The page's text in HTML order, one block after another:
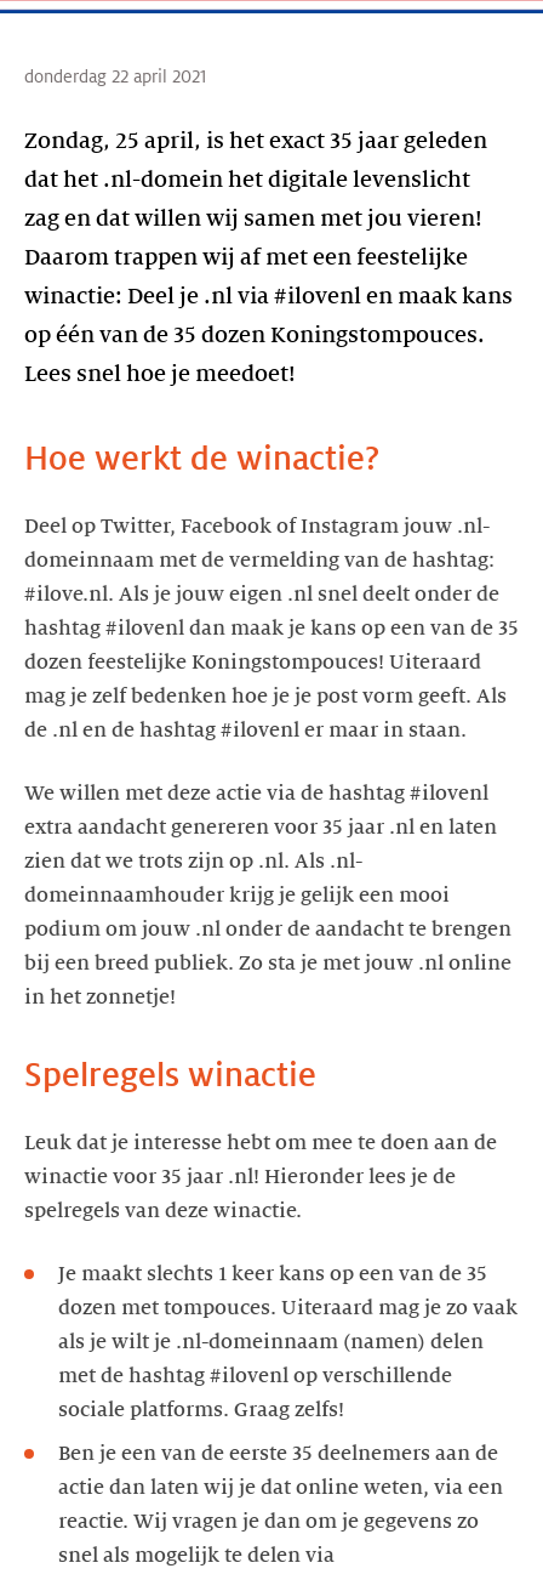
donderdag 22 april 2021
Zondag, 25 april, is het exact 35 jaar geleden
dat het .nl-domein het digitale levenslicht
zag en dat willen wij samen met jou vieren!
Daarom trappen wij af met een feestelijke
winactie: Deel je .nl via #ilovenl en maak kans
op één van de 35 dozen Koningstompouces.
Hoe werkt de winactie?
Deel op Twitter, Facebook of Instagram jouw .nl-
domeinnaam met de vermelding van de hashtag:
#ilove.nl. Als je jouw eigen .nl snel deelt onder de
hashtag #ilovenl dan maak je kans op een van de 35
dozen feestelijke Koningstompouces! Uiteraard
mag je zelf bedenken hoe je je post vorm geeft. Als
de .nl en de hashtag #ilovenl er maar in staan.
We willen met deze actie via de hashtag #ilovenl
extra aandacht genereren voor 35 jaar .nl en laten
zien dat we trots zijn op .nl. Als .nl-
domeinnaamhouder krijg je gelijk een mooi
podium om jouw .nl onder de aandacht te brengen
bij een breed publiek. Zo sta je met jouw .nl online
in het zonnetje!
Spelregels winactie
Leuk dat je interesse hebt om mee te doen aan de
winactie voor 35 jaar .nl! Hieronder lees je de
spelregels van deze winactie.
Je maakt slechts 1 keer kans op een van de 35
dozen met tompouces. Uiteraard mag je zo vaak
als je wilt je .nl-domeinnaam (namen) delen
met de hashtag #ilovenl op verschillende
sociale platforms. Graag zelfs!
Ben je een van de eerste 35 deelnemers aan de
actie dan laten wij je dat online weten, via een
reactie. Wij vragen je dan om je gegevens zo
snel als mogelijk te delen via